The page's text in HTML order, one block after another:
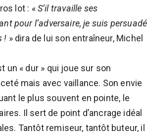
lot : «S’il travaille ses
pour l’adversaire, je suis persuadé
! » dira de lui son entraîneur, Michel
un « dur » qui joue sur son
mais avec vaillance. Son envie
le plus souvent en pointe, le
Il sert de point d’ancrage idéal
Tantôt remiseur, tantôt buteur, il